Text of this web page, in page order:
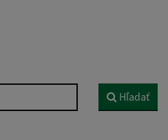
Hľadať